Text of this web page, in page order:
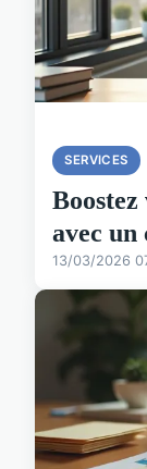
SERVICES
avec un
13/03/2026